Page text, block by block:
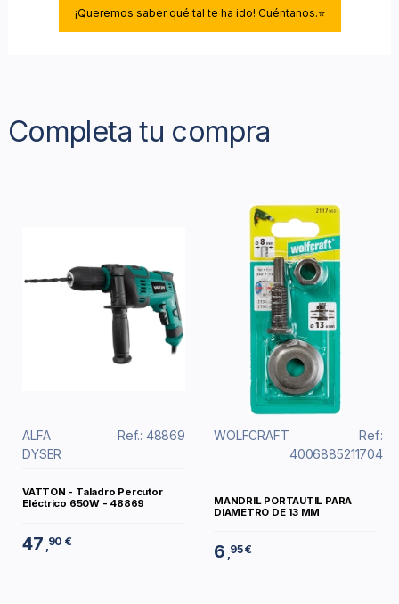
¡Queremos saber qué tal te ha ido! Cuéntanos.⭐
Completa tu compra
ALFA
DYSER
Ref.: 48869
VATTON - Taladro Percutor
Eléctrico 650W - 48869
47 90 €
WOLFCRAFT
Ref.:
4006885211704
MANDRIL PORTAUTIL PARA
DIAMETRO DE 13 MM
6 ,95 €